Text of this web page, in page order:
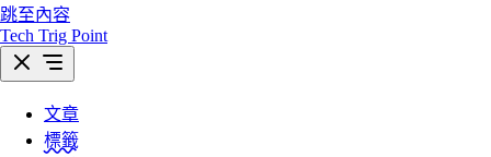
跳至內容
Tech Trig Point
文章
標籤